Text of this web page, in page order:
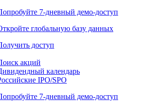
7-дневный демо-доступ
глобальную базу данных
доступ
акций
календарь
IPO/SPO
7-дневный демо-доступ